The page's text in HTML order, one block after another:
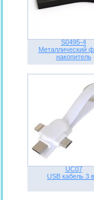
S0495-4
Металлический
накопитель
UC07
USB кабель 3